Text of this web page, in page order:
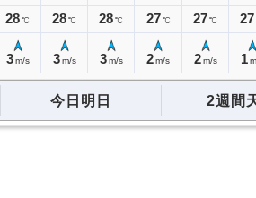
28℃
3 m/s
28℃
3 m/s
28℃
3 m/s
27 ℃
2m/s
27℃
2 m/s
27
1
今日明日 2週間